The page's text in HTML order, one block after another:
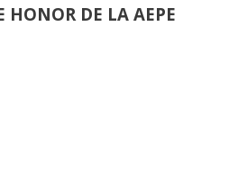
HONOR DE LA AEPE